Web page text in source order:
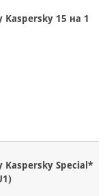
15 на 1
Special*